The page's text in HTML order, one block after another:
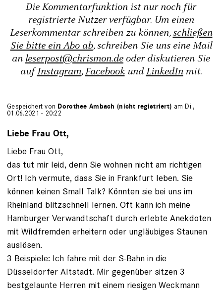
Die Kommentarfunktion ist nur noch für
registrierte Nutzer verfügbar. Um einen
Leserkommentar schreiben zu können,schließen
Sie bitte ein Abo ab, schreiben Sie uns eine Mail
an leserpost@chrismon.de oder diskutieren Sie
aufInstagram,FacebookundLinkedInmit.
Gespeichert von Dorothee Ambach (nicht registriert) am Di.,
01.06.2021 - 20:22
Liebe Frau Ott,
Liebe Frau Ott,
das tut mir leid, denn Sie wohnen nicht am richtigen
Ort! Ich vermute, dass Sie in Frankfurt leben. Sie
können keinen Small Talk? Könnten sie bei uns im
Rheinland blitzschnell lernen. Oft kann ich meine
Hamburger Verwandtschaft durch erlebte Anekdoten
mit Wildfremden erheitern oder ungläubiges Staunen
auslösen.
3 Beispiele: Ich fahre mit der S-Bahn in die
Düsseldorfer Altstadt. Mir gegenüber sitzen 3
bestgelaunte Herren mit einem riesigen Weckmann